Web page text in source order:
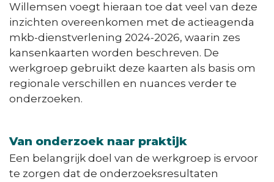
Willemsen voegt hieraan toe dat veel van deze
inzichten overeenkomen met de actieagenda
mkb-dienstverlening 2024-2026, waarin zes
kansenkaarten worden beschreven. De
werkgroep gebruikt deze kaarten als basis om
regionale verschillen en nuances verder te
onderzoeken.
Van onderzoek naar praktijk
Een belangrijk doel van de werkgroep is ervoor
te zorgen dat de onderzoeksresultaten